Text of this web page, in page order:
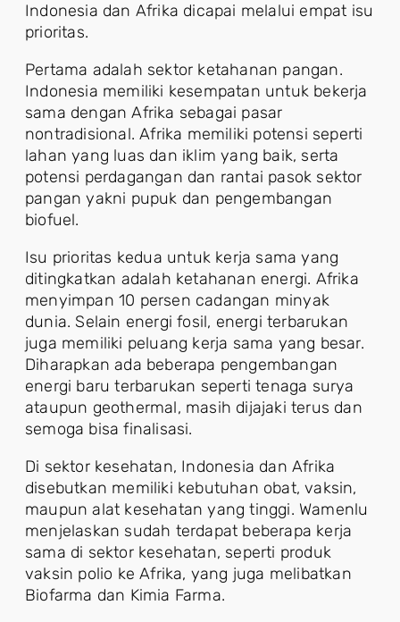
Indonesia dan Afrika dicapai melalui empat isu
prioritas.
Pertama adalah sektor ketahanan pangan.
Indonesia memiliki kesempatan untuk bekerja
sama dengan Afrika sebagai pasar
nontradisional. Afrika memiliki potensi seperti
lahan yang luas dan iklim yang baik, serta
potensi perdagangan dan rantai pasok sektor
pangan yakni pupuk dan pengembangan
biofuel.
Isu prioritas kedua untuk kerja sama yang
ditingkatkan adalah ketahanan energi. Afrika
menyimpan 10 persen cadangan minyak
dunia. Selain energi fosil, energi terbarukan
juga memiliki peluang kerja sama yang besar.
Diharapkan ada beberapa pengembangan
energi baru terbarukan seperti tenaga surya
ataupun geothermal, masih dijajaki terus dan
semoga bisa finalisasi.
Di sektor kesehatan, Indonesia dan Afrika
disebutkan memiliki kebutuhan obat, vaksin,
maupun alat kesehatan yang tinggi. Wamenlu
menjelaskan sudah terdapat beberapa kerja
sama di sektor kesehatan, seperti produk
vaksin polio ke Afrika, yang juga melibatkan
Biofarma dan Kimia Farma.